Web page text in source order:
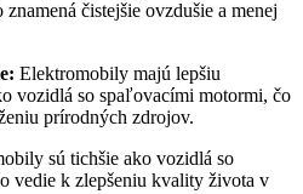
čistejšie ovzdušie a menej
Elektromobily majú lepšiu
vozidlá so spaľovacími motormi, čo
prírodných zdrojov.
sú tichšie ako vozidlá so
vedie k zlepšeniu kvality života v